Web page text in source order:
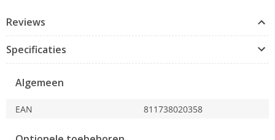
Reviews
Specificaties
Algemeen
EAN 811738020358